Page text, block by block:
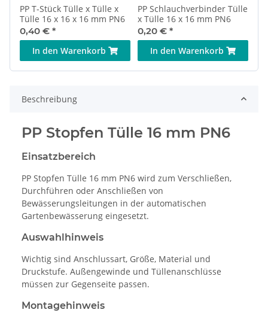
PP T-Stück Tülle x Tülle x
Tülle 16 x 16 x 16 mm PN6
0,40 € *
In den Warenkorb
PP Schlauchverbinder Tülle
x Tülle 16 x 16 mm PN6
0,20 € *
In den Warenkorb
Beschreibung
PP Stopfen Tülle 16 mm PN6
Einsatzbereich
PP Stopfen Tülle 16 mm PN6 wird zum Verschließen,
Durchführen oder Anschließen von
Bewässerungsleitungen in der automatischen
Gartenbewässerung eingesetzt.
Auswahlhinweis
Wichtig sind Anschlussart, Größe, Material und
Druckstufe. Außengewinde und Tüllenanschlüsse
müssen zur Gegenseite passen.
Montagehinweis